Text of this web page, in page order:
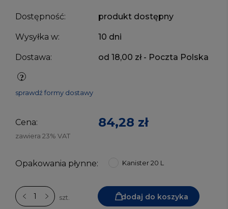
Dostępność: produkt dostępny
Wysyłka w: 10 dni
Dostawa: od 18,00 zł - Poczta Polska
sprawdź formy dostawy
Cena: 84,28 zł
zawiera 23% VAT
Opakowania płynne: Kanister 20 L
szt. dodaj do koszyka